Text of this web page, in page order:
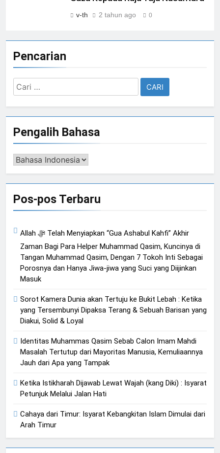
v-th 2 tahun ago 0
Pencarian
Cari
untuk:
Pengalih Bahasa
Pengalih
Pos-pos Terbaru
Allah ﷻ Telah Menyiapkan “Gua Ashabul Kahfi” Akhir
Zaman Bagi Para Helper Muhammad Qasim, Kuncinya di
Tangan Muhammad Qasim, Dengan 7 Tokoh Inti Sebagai
Porosnya dan Hanya Jiwa-jiwa yang Suci yang Diijinkan
Masuk
Sorot Kamera Dunia akan Tertuju ke Bukit Lebah : Ketika
yang Tersembunyi Dipaksa Terang & Sebuah Barisan yang
Diakui, Solid & Loyal
Identitas Muhammas Qasim Sebab Calon Imam Mahdi
Masalah Tertutup dari Mayoritas Manusia, Kemuliaannya
Jauh dari Apa yang Tampak
Ketika Istikharah Dijawab Lewat Wajah (kang Diki) : Isyarat
Petunjuk Melalui Jalan Hati
Cahaya dari Timur: Isyarat Kebangkitan Islam Dimulai dari
Arah Timur